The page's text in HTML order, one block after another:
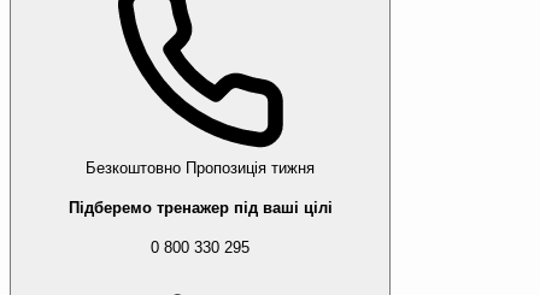
Безкоштовно Пропозиція тижня
Підберемо тренажер під ваші цілі
0 800 330 295